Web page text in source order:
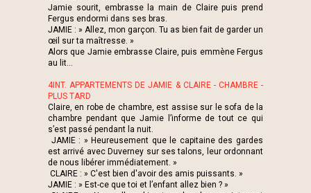
Jamie sourit, embrasse la main de Claire puis prend
Fergus endormi dans ses bras.
JAMIE : » Allez, mon garçon. Tu as bien fait de garder un
œil sur ta maîtresse. »
Alors que Jamie embrasse Claire, puis emmène Fergus
au lit...
4INT. APPARTEMENTS DE JAMIE & CLAIRE - CHAMBRE -
PLUS TARD
Claire, en robe de chambre, est assise sur le sofa de la
chambre pendant que Jamie l’informe de tout ce qui
s’est passé pendant la nuit.
JAMIE : » Heureusement que le capitaine des gardes
est arrivé avec Duverney sur ses talons, leur ordonnant
de nous libérer immédiatement. »
CLAIRE : » C'est bien d'avoir des amis puissants. »
JAMIE : » Est-ce que toi et l’enfant allez bien ? »